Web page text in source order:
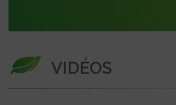
VIDÉOS